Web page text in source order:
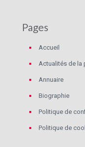
Pages
Accueil
Actualités de la
Annuaire
Biographie
Politique de
Politique de